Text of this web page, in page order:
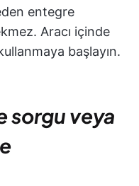
entegre
Aracı içinde
başlayın.
sorgu veya